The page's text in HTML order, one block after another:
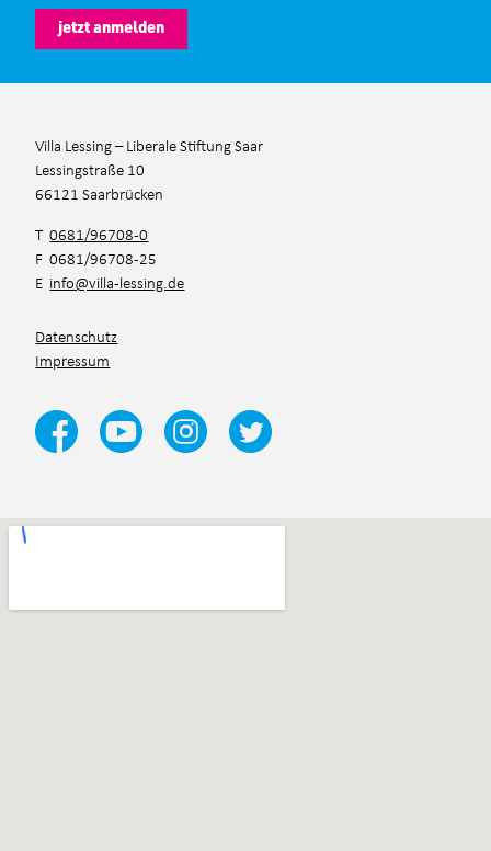
jetzt anmelden
Villa Lessing – Liberale Stiftung Saar
Lessingstraße 10
66121 Saarbrücken
T0681/96708-0
F 0681/96708-25
E info@villa-lessing.de
Datenschutz
Impressum